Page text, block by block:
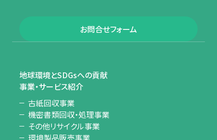
お問合せフォーム
地球環境とSDGsへの貢献
事業・サービス紹介
古紙回収事業
機密書類回収・処理事業
その他リサイクル事業
環境製品販売事業